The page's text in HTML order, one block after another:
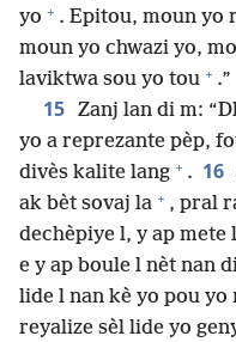
yo + . Epitou, moun yo
moun yo chwazi yo,
laviktwa sou yo tou + .”
15 Zanj lan di m:
yo a reprezante pèp,
divès kalite lang + . 16
ak bèt sovaj la + , pral
dechèpiye l, y ap
e y ap boule l nèt nan
lide l nan kè yo pou
reyalize sèl lide yo